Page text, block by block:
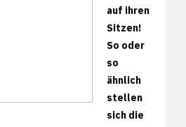
auf ihren
Sitzen!
So oder
so
ähnlich
stellen
sich die